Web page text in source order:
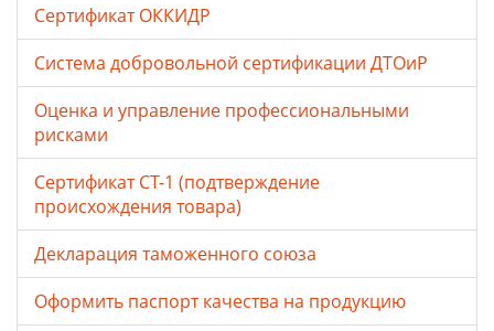
Сертификат ОККИДР
Система добровольной сертификации ДТОиР
Оценка и управление профессиональными
рисками
Сертификат СТ-1 (подтверждение
происхождения товара)
Декларация таможенного союза
Оформить паспорт качества на продукцию